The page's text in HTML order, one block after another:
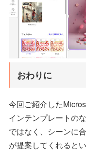
おわりに
今回ご紹介した
インテンプレートの
ではなく、シーンに
が提案してくれると